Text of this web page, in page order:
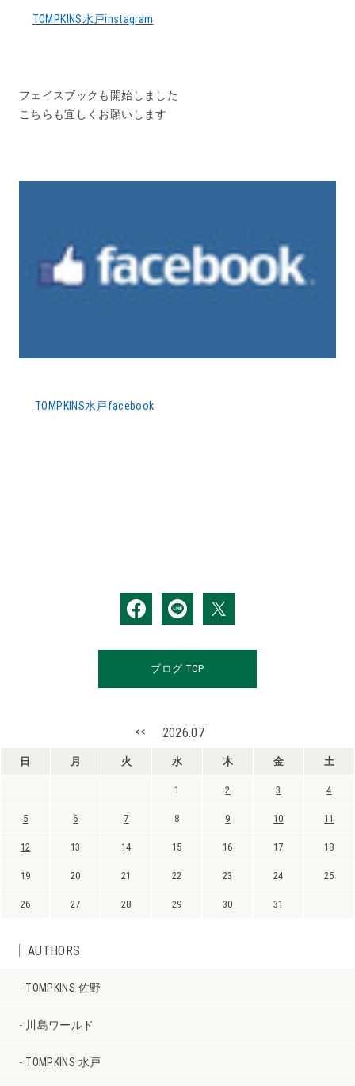
TOMPKINS水戸instagram
フェイスブックも開始しました
こちらも宜しくお願いします
TOMPKINS水戸facebook
ブログ TOP
<< 2026.07
日 月 火 水 木 金 土
1 2 3 4
5 6 7 8 9 10 11
12 13 14 15 16 17 18
19 20 21 22 23 24 25
26 27 28 29 30 31
AUTHORS
TOMPKINS 佐野
川島ワールド
TOMPKINS 水戸